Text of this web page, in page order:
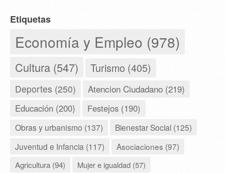
Etiquetas
Economía y Empleo (978)
Cultura (547) Turismo (405)
Deportes (250) Atencion Ciudadano (219)
Educación (200) Festejos (190)
Obras y urbanismo (137)
Bienestar Social (125)
Juventud e Infancia (117)
Asociaciones (97)
Agricultura (94)
Mujer e igualdad (57)